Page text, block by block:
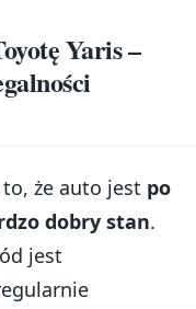
Yaris –
to, że auto jest po
dobry stan.
jest